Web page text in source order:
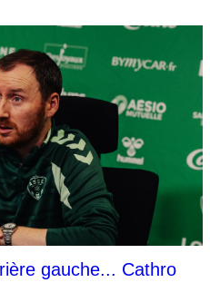
gauche... Cathro